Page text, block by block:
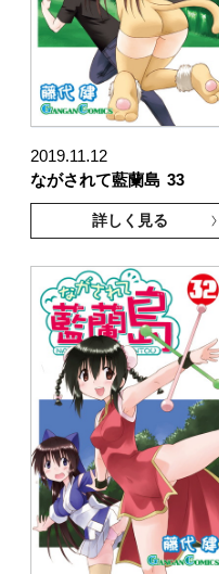
2019.11.12
ながされて藍蘭島 33
詳しく見る